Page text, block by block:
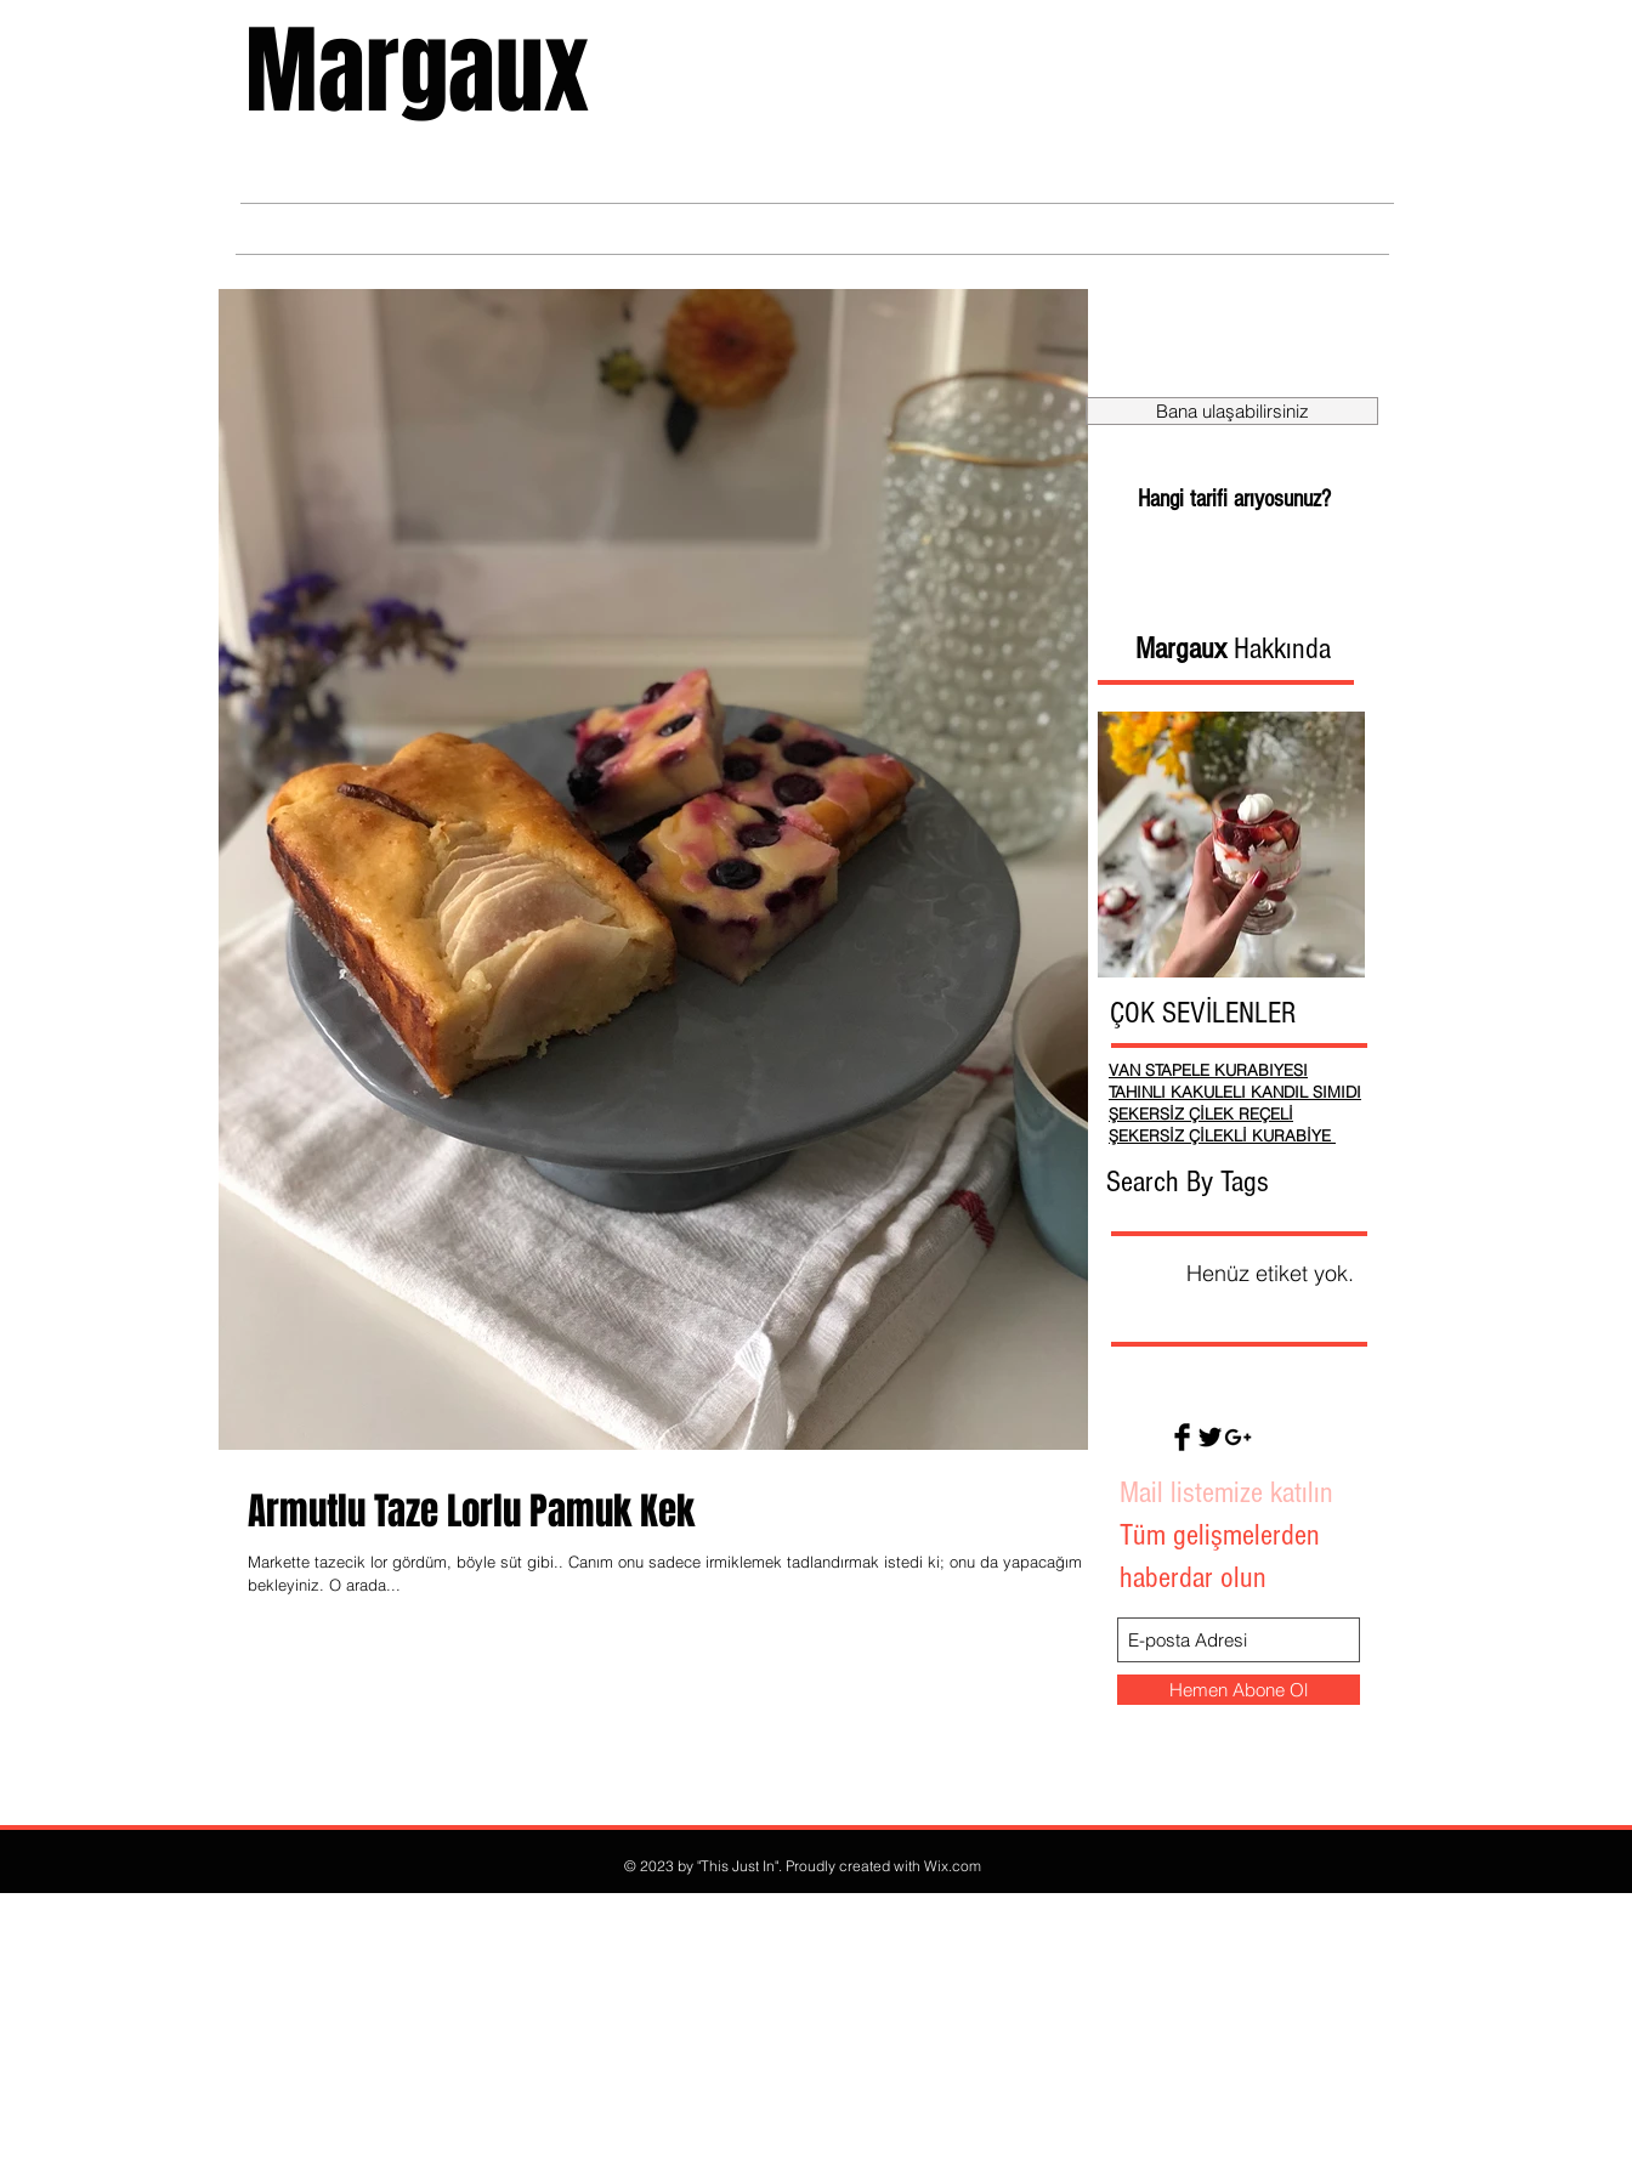
Margaux
Armutlu Taze Lorlu Pamuk Kek
Markette tazecik lor gördüm, böyle süt gibi.. Canım onu sadece irmiklemek tadlandırmak istedi ki; onu da yapacağım
bekleyiniz. O arada...
Bana ulaşabilirsiniz
MargauxHakkında
VAN STAPELE KURABIYESI
TAHINLI KAKULELI KANDIL SIMIDI
ŞEKERSİZ ÇİLEK REÇELİ
ŞEKERSİZ ÇİLEKLİ KURABİYE
Search By Tags
Henüz etiket yok.
ÇOK SEVİLENLER
Mail listemize katılın
Tüm gelişmelerden
haberdar olun
Hemen Abone Ol
Hangi tarifi arıyosunuz?
© 2023 by "This Just In". Proudly created with Wix.com